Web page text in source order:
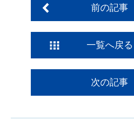
前の記事
一覧へ戻る
次の記事